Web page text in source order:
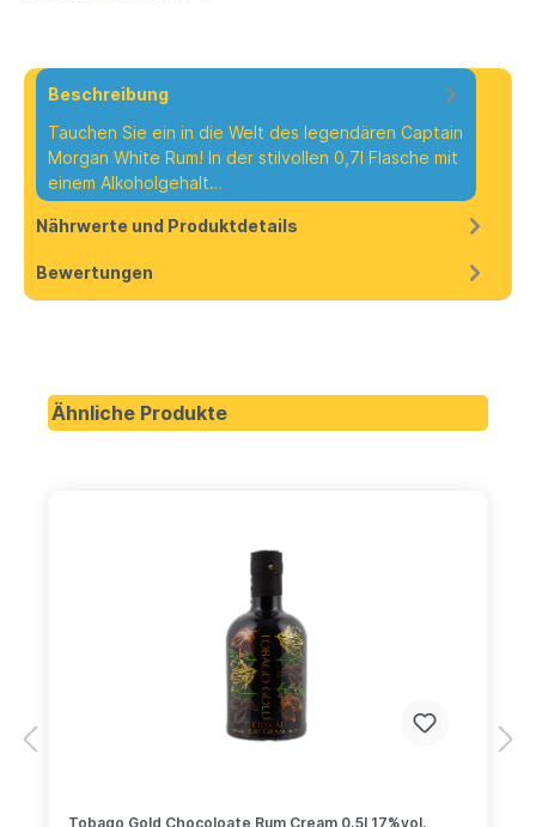
Beschreibung
Tauchen Sie ein in die Welt des legendären Captain
Morgan White Rum! In der stilvollen 0,7l Flasche mit
einem Alkoholgehalt…
Nährwerte und Produktdetails
Bewertungen
Ähnliche Produkte
Tobago Gold Chocoloate Rum Cream 0,5l 17%vol.